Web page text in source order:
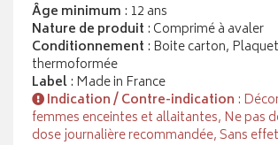
Âge minimum : 12 ans
Nature de produit : Comprimé à avaler
Conditionnement : Boite carton,
thermoformée
Label: Made in France
Indication / Contre-indication :
femmes enceintes et allaitantes, Ne pas
dose journalière recommandée, Sans